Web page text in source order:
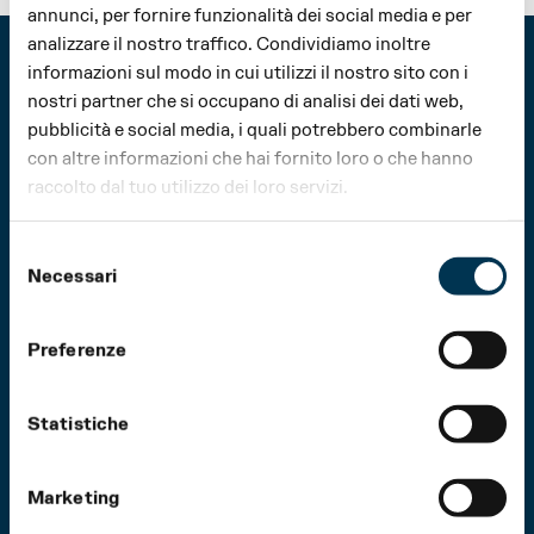
annunci, per fornire funzionalità dei social media e per
analizzare il nostro traffico. Condividiamo inoltre
informazioni sul modo in cui utilizzi il nostro sito con i
nostri partner che si occupano di analisi dei dati web,
pubblicità e social media, i quali potrebbero combinarle
con altre informazioni che hai fornito loro o che hanno
raccolto dal tuo utilizzo dei loro servizi.
delNecessari
Preferenze
Statistiche
Marketing
SEPTEMBER OCTOBER
NOVEMBER DECEMBER
INFO INFO
© 2026 Fondazione Teatro Regio di Parma
All rights reserved
Strada Garibaldi, 16/a
fondazioneteatroregioparma@pec.it
Privacy Policy
Cookie Policy